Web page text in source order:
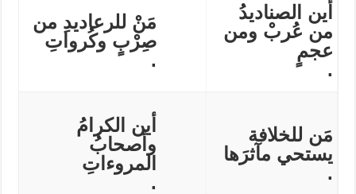
أين الصناديدُ
من عُربْ ومن
عجمٍ
.
مَنْ للرعاديدِ من
صِرْبٍ وكُرواتِ
.
مَن للخلافة
يستحي مآثرَها
.
أين الكرامُ
وأصحابُ
المروءاتِ
.